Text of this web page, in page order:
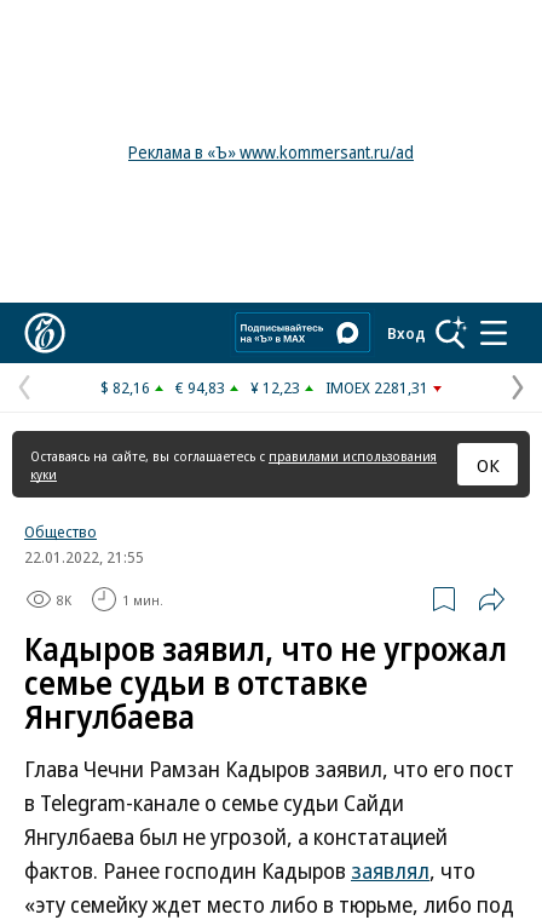
Реклама в «Ъ» www.kommersant.ru/ad
Вход
Предыдущая
страница
$ 82,16 € 94,83 ¥ 12,23 IMOEX 2281,31
Оставаясь на сайте, вы соглашаетесь с правилами использования
куки
ОК
Общество
22.01.2022, 21:55
8K 1 мин.
Кадыров заявил, что не угрожал
семье судьи в отставке
Янгулбаева
Глава Чечни Рамзан Кадыров заявил, что его пост
в Telegram-канале о семье судьи Сайди
Янгулбаева был не угрозой, а констатацией
фактов. Ранее господин Кадыров заявлял, что
«эту семейку ждет место либо в тюрьме, либо под